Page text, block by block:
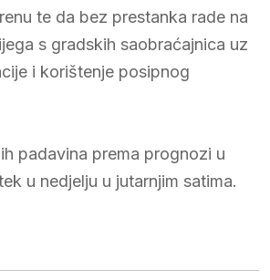
te da bez prestanka rade na
s gradskih saobraćajnica uz
i korištenje posipnog
padavina prema prognozi u
u nedjelju u jutarnjim satima.